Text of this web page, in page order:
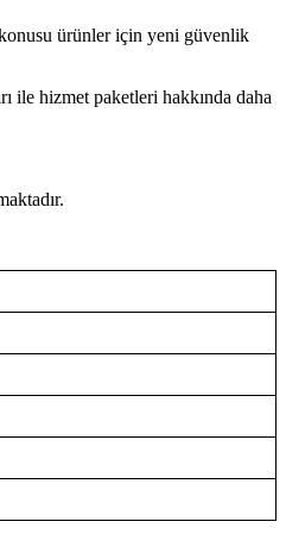
ürünler için yeni güvenlik
ile hizmet paketleri hakkında daha